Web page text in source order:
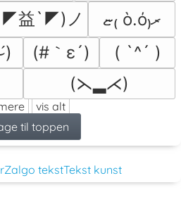
益`◤)ノ
ޏ₍ ὸ.ό₎ރ
(#｀ε´)
( `^´ )
(⋋▂⋌)
vis alt
til toppen
Zalgo tekstTekst kunst